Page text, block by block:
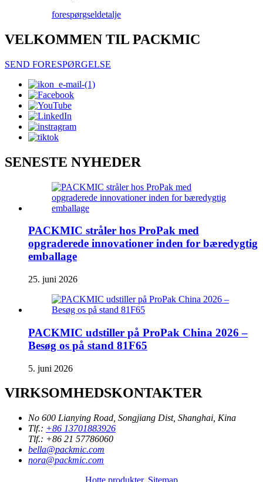
forespørgseldetalje
VELKOMMEN TIL PACKMIC
SEND FORESPØRGELSE
SENESTE NYHEDER
PACKMIC stråler hos ProPak med
opgraderede innovationer inden for bæredygtig
emballage
25. juni 2026
PACKMIC udstiller på ProPak China 2026 –
Besøg os på stand 81F65
5. juni 2026
VIRKSOMHEDSKONTAKTER
No 600 Lianying Road, Songjiang Dist, Shanghai, Kina
Tlf.: +86 13701883926
Tlf.: +86 21 57786060
bella@packmic.com
nora@packmic.com